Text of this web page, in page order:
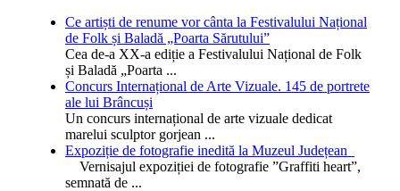
Ce artiști de renume vor cânta la Festivalului Național
de Folk și Baladă „Poarta Sărutului”
Cea de-a XX-a ediție a Festivalului Național de Folk
și Baladă „Poarta ...
Concurs Internațional de Arte Vizuale. 145 de portrete
ale lui Brâncuși
Un concurs internațional de arte vizuale dedicat
marelui sculptor gorjean ...
Expoziție de fotografie inedită la Muzeul Județean
Vernisajul expoziției de fotografie ”Graffiti heart”,
semnată de ...